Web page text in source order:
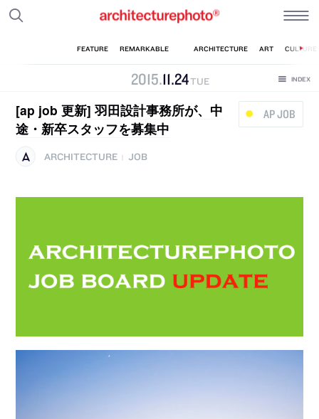
2015.11.24TUE
AP JOB
[ap job 更新] 羽田設計事務所が、中
途・新卒スタッフを募集中
ARCHITECTURE JOB